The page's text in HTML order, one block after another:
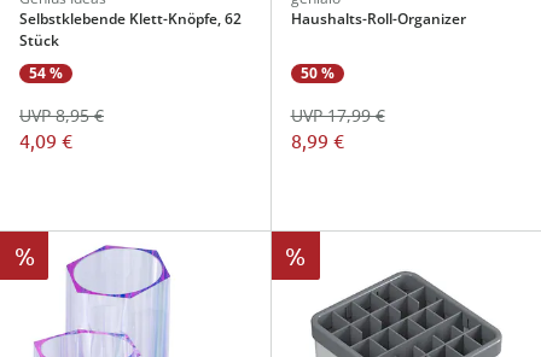
Selbstklebende Klett-Knöpfe, 62
Stück
54 %
4,09 €
UVP 8,95 €
Haushalts-Roll-Organizer
50 %
8,99 €
UVP 17,99 €
% %